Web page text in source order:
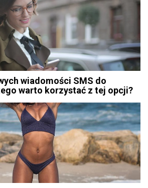
wiadomości SMS do
warto korzystać z tej opcji?